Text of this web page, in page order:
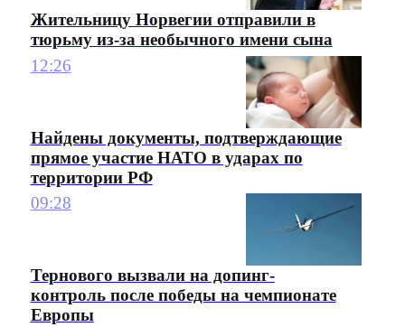
Жительницу Норвегии отправили в
тюрьму из-за необычного имени сына
12:26
Найдены документы, подтверждающие
прямое участие НАТО в ударах по
территории РФ
09:28
Тернового вызвали на допинг-
контроль после победы на чемпионате
Европы